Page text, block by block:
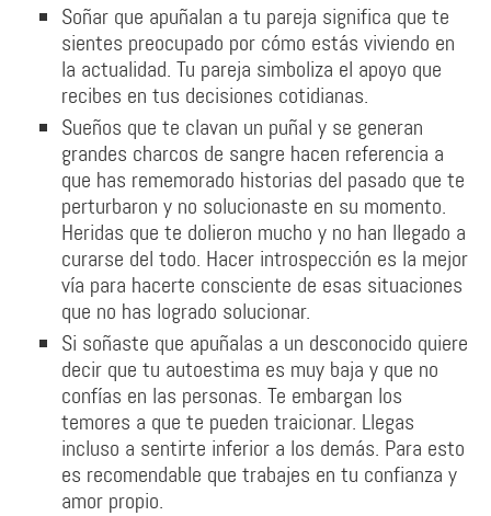
Soñar que apuñalan a tu pareja significa que te
sientes preocupado por cómo estás viviendo en
la actualidad. Tu pareja simboliza el apoyo que
recibes en tus decisiones cotidianas.
Sueños que te clavan un puñal y se generan
grandes charcos de sangre hacen referencia a
que has rememorado historias del pasado que te
perturbaron y no solucionaste en su momento.
Heridas que te dolieron mucho y no han llegado a
curarse del todo. Hacer introspección es la mejor
vía para hacerte consciente de esas situaciones
que no has logrado solucionar.
Si soñaste que apuñalas a un desconocido quiere
decir que tu autoestima es muy baja y que no
confías en las personas. Te embargan los
temores a que te pueden traicionar. Llegas
incluso a sentirte inferior a los demás. Para esto
es recomendable que trabajes en tu confianza y
amor propio.